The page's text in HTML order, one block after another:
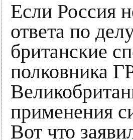
Если Россия
ответа по
британские
полковника
применения
Вот что